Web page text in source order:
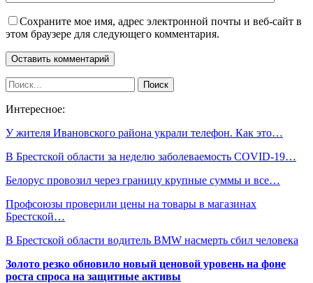
Сохраните мое имя, адрес электронной почты и веб-сайт в
этом браузере для следующего комментария.
Интересное:
У жителя Ивановского района украли телефон. Как это…
В Брестской области за неделю заболеваемость COVID-19…
Белорус провозил через границу крупные суммы и все…
Профсоюзы проверили цены на товары в магазинах
Брестской…
В Брестской области водитель BMW насмерть сбил человека
Золото резко обновило новый ценовой уровень на фоне
роста спроса на защитные активы